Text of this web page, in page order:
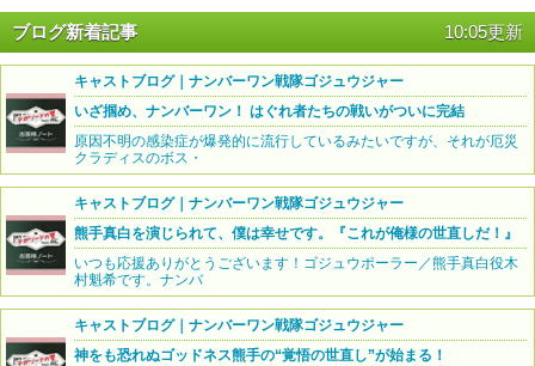
ブログ新着記事 10:05更新
キャストブログ｜ナンバーワン戦隊ゴジュウジャー
いざ掴め、ナンバーワン！ はぐれ者たちの戦いがついに完結
原因不明の感染症が爆発的に流行しているみたいですが、それが厄災
クラディスのボス・
キャストブログ｜ナンバーワン戦隊ゴジュウジャー
熊手真白を演じられて、僕は幸せです。『これが俺様の世直しだ！』
いつも応援ありがとうございます！ゴジュウポーラー／熊手真白役木
村魁希です。ナンバ
キャストブログ｜ナンバーワン戦隊ゴジュウジャー
神をも恐れぬゴッドネス熊手の“覚悟の世直し”が始まる！